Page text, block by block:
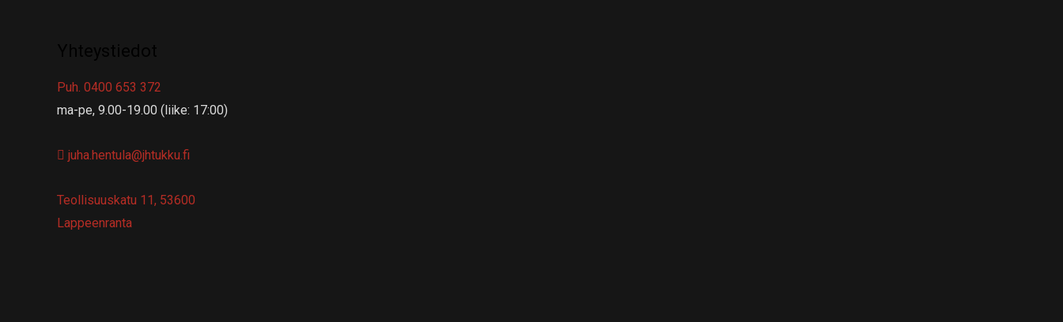
Puh. 0400 653 372
ma-pe, 9.00-19.00 (liike: 17:00)
juha.hentula@jhtukku.fi
Teollisuuskatu 11, 53600
Lappeenranta